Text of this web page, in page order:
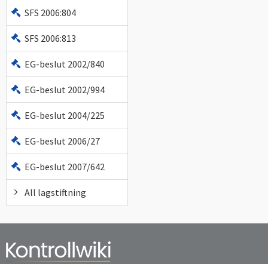
SFS 2006:804
SFS 2006:813
EG-beslut 2002/840
EG-beslut 2002/994
EG-beslut 2004/225
EG-beslut 2006/27
EG-beslut 2007/642
All lagstiftning